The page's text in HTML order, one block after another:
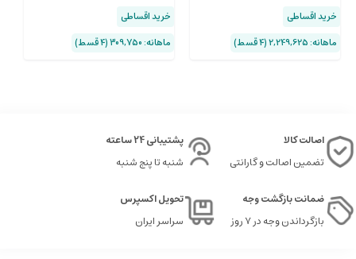
خرید اقساطی
ماهانه: 2,249,625 (۴ قسط)
خرید اقساطی
ماهانه: 309,750 (۴ قسط)
اصالت کالا
تضمین اصالت و گارانتی
پشتیبانی 24 ساعته
شنبه تا پنج شنبه
ضمانت بازگشت وجه
بازگرداندن وجه در ۷ روز
تحویل اکسپرس
سراسر ایران